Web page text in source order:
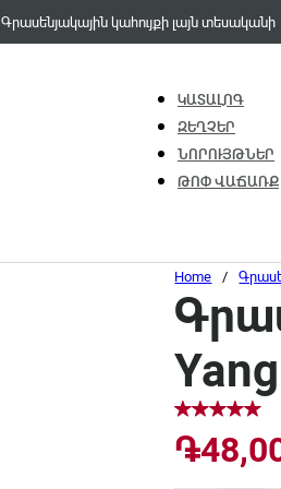
Գրասենյակային կահույքի լայն տեսականի
ԿԱՏԱԼՈԳ
ԶԵՂՉԵՐ
ՆՈՐՈՒՅԹՆԵՐ
ԹՈՓ ՎԱՃԱՌՔ
Home /
֏